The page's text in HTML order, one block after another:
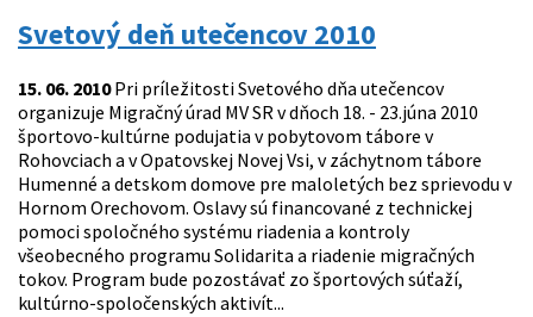
Svetový deň utečencov 2010
15. 06. 2010Pri príležitosti Svetového dňa utečencov
organizuje Migračný úrad MV SR v dňoch 18. - 23.júna 2010
športovo-kultúrne podujatia v pobytovom tábore v
Rohovciach a v Opatovskej Novej Vsi, v záchytnom tábore
Humenné a detskom domove pre maloletých bez sprievodu v
Hornom Orechovom. Oslavy sú financované z technickej
pomoci spoločného systému riadenia a kontroly
všeobecného programu Solidarita a riadenie migračných
tokov. Program bude pozostávať zo športových súťaží,
kultúrno-spoločenských aktivít...